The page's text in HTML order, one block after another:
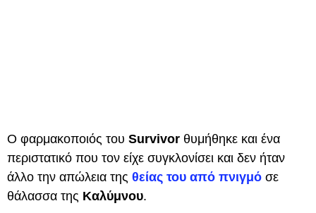
Ο φαρμακοποιός του Survivor θυμήθηκε και ένα
περιστατικό που τον είχε συγκλονίσει και δεν ήταν
άλλο την απώλεια της θείας του από πνιγμό σε
θάλασσα της Καλύμνου.